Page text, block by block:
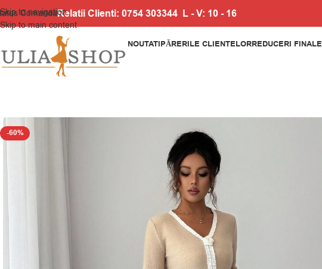
Skip to navigation
Skip to main content
ComandaRelatii Clienti: 0754 303344 L - V: 10 - 16
NOUTATIPĂRERILE CLIENTELORREDUCERI FINALE
-60%